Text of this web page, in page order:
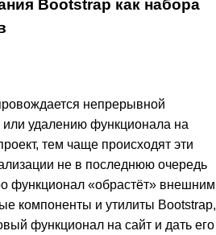
Bootstrap как набора
непрерывной
удалению функционала на
тем чаще происходят эти
не в последнюю очередь
функционал «обрастёт» внешним
компоненты и утилиты Bootstrap,
функционал на сайт и дать его